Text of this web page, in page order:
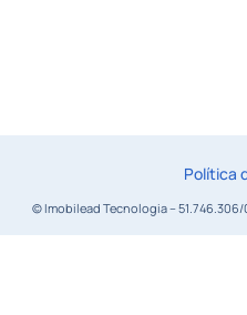
© Imobilead Tecnologia –
Política